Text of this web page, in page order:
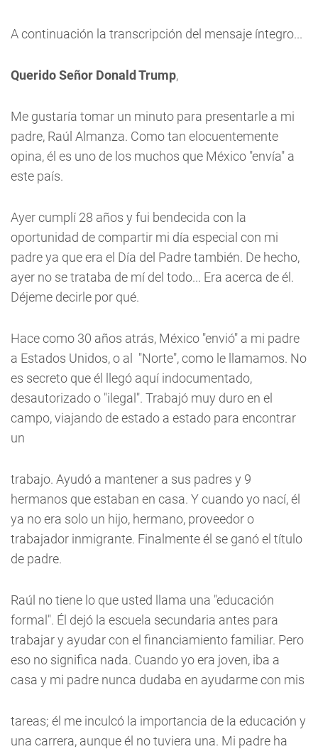
A continuación la transcripción del mensaje íntegro...
Querido Señor Donald Trump,
Me gustaría tomar un minuto para presentarle a mi
padre, Raúl Almanza. Como tan elocuentemente
opina, él es uno de los muchos que México "envía" a
este país.
Ayer cumplí 28 años y fui bendecida con la
oportunidad de compartir mi día especial con mi
padre ya que era el Día del Padre también. De hecho,
ayer no se trataba de mí del todo... Era acerca de él.
Déjeme decirle por qué.
Hace como 30 años atrás, México "envió" a mi padre
a Estados Unidos, o al "Norte", como le llamamos. No
es secreto que él llegó aquí indocumentado,
desautorizado o "ilegal". Trabajó muy duro en el
campo, viajando de estado a estado para encontrar
un
trabajo. Ayudó a mantener a sus padres y 9
hermanos que estaban en casa. Y cuando yo nací, él
ya no era solo un hijo, hermano, proveedor o
trabajador inmigrante. Finalmente él se ganó el título
de padre.
Raúl no tiene lo que usted llama una "educación
formal". Él dejó la escuela secundaria antes para
trabajar y ayudar con el financiamiento familiar. Pero
eso no significa nada. Cuando yo era joven, iba a
casa y mi padre nunca dudaba en ayudarme con mis
tareas; él me inculcó la importancia de la educación y
una carrera, aunque él no tuviera una. Mi padre ha